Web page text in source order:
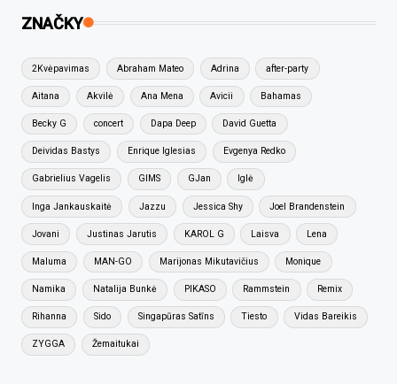
ZNAČKY
2Kvėpavimas Abraham Mateo Adrina after-party
Aitana Akvilė Ana Mena Avicii Bahamas
Becky G concert Dapa Deep David Guetta
Deividas Bastys Enrique Iglesias Evgenya Redko
Gabrielius Vagelis GIMS GJan Iglė
Inga Jankauskaitė Jazzu Jessica Shy Joel Brandenstein
Jovani Justinas Jarutis KAROL G Laisva Lena
Maluma MAN-GO Marijonas Mikutavičius Monique
Namika Natalija Bunkė PIKASO Rammstein Remix
Rihanna Sido Singapūras Satīns Tiesto Vidas Bareikis
ZYGGA Žemaitukai